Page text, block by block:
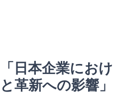
「日本企業にお
と革新への影響」